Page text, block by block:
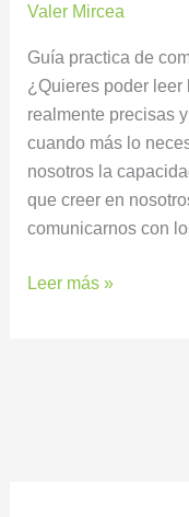
Valer Mircea
Guía practica de
¿Quieres poder
realmente precisas
cuando más lo
nosotros la
que creer en
comunicarnos con
Leer más »